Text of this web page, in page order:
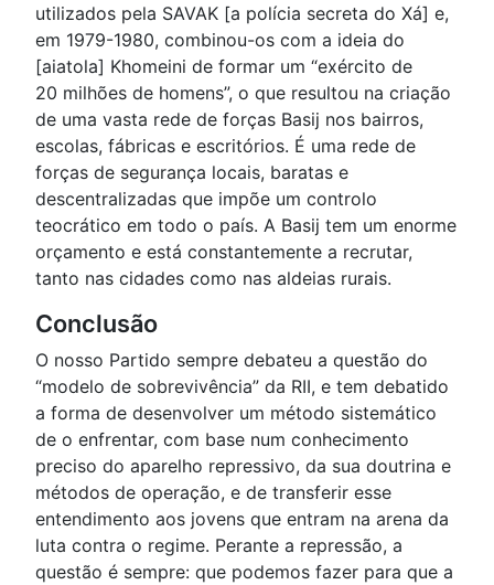
utilizados pela SAVAK [a polícia secreta do Xá] e,
em 1979-1980, combinou-os com a ideia do
[aiatola] Khomeini de formar um “exército de
20 milhões de homens”, o que resultou na criação
de uma vasta rede de forças Basij nos bairros,
escolas, fábricas e escritórios. É uma rede de
forças de segurança locais, baratas e
descentralizadas que impõe um controlo
teocrático em todo o país. A Basij tem um enorme
orçamento e está constantemente a recrutar,
tanto nas cidades como nas aldeias rurais.
Conclusão
O nosso Partido sempre debateu a questão do
“modelo de sobrevivência” da RII, e tem debatido
a forma de desenvolver um método sistemático
de o enfrentar, com base num conhecimento
preciso do aparelho repressivo, da sua doutrina e
métodos de operação, e de transferir esse
entendimento aos jovens que entram na arena da
luta contra o regime. Perante a repressão, a
questão é sempre: que podemos fazer para que a